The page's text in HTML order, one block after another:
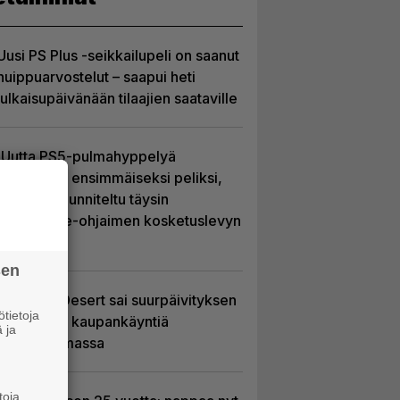
PS Plus -seikkailupeli on saanut
– saapui heti
tilaajien saataville
Uutta PS5-pulmahyppelyä
kuvaillaan ensimmäiseksi peliksi,
joka on suunniteltu täysin
DualSense-ohjaimen kosketuslevyn
Crimson Desert sai suurpäivityksen
– uudistaa kaupankäyntiä
pelimaailmassa
ja